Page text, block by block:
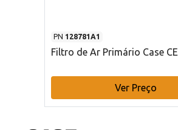
PN 128781A1
Filtro de Ar Primário Case CE
Ver Preço